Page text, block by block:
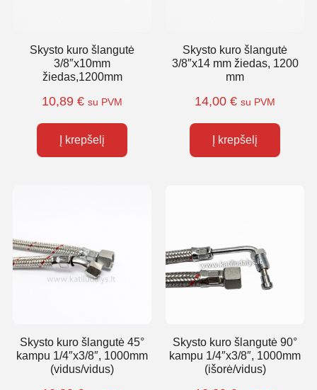
Skysto kuro šlangutė
3/8″x10mm
žiedas,1200mm
10,89 € su PVM
Į krepšelį
Skysto kuro šlangutė
3/8″x14 mm žiedas, 1200
mm
14,00 € su PVM
Į krepšelį
Skysto kuro šlangutė 45°
kampu 1/4″x3/8″, 1000mm
(vidus/vidus)
Skysto kuro šlangutė 90°
kampu 1/4″x3/8″, 1000mm
(išorė/vidus)